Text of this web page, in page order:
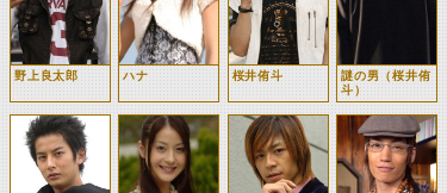
野上良太郎 ハナ 桜井侑斗
謎の男（桜井侑
斗）